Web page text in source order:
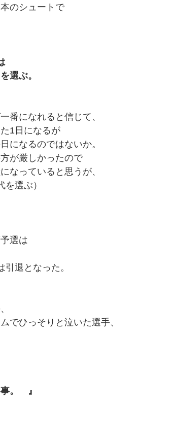
のシュートで
選ぶ。
番になれると信じて、
1日になるが
になるのではないか。
が厳しかったので
なっていると思うが、
選ぶ）
選は
退となった。
でひっそりと泣いた選手、
。　』